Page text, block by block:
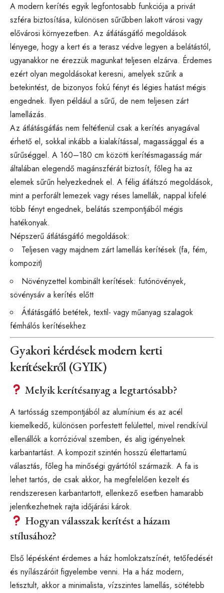
A modern kerítés egyik legfontosabb funkciója a privát
szféra biztosítása, különösen sűrűbben lakott városi vagy
elővárosi környezetben. Az átlátásgátló megoldások
lényege, hogy a kert és a terasz védve legyen a belátástól,
ugyanakkor ne érezzük magunkat teljesen elzárva. Érdemes
ezért olyan megoldásokat keresni, amelyek szűrik a
betekintést, de bizonyos fokú fényt és légies hatást mégis
engednek. Ilyen például a sűrű, de nem teljesen zárt
lamellázás.
Az átlátásgátlás nem feltétlenül csak a kerítés anyagával
érhető el, sokkal inkább a kialakítással, magassággal és a
sűrűséggel. A 160–180 cm közötti kerítésmagasság már
általában elegendő magánszférát biztosít, főleg ha az
elemek sűrűn helyezkednek el. A félig átlátszó megoldások,
mint a perforált lemezek vagy réses lamellák, nappal kifelé
több fényt engednek, belátás szempontjából mégis
hatékonyak.
Népszerű átlátásgátló megoldások:
Teljesen vagy majdnem zárt lamellás kerítések (fa, fém,
kompozit)
Növényzettel kombinált kerítések: futónövények,
sövénysáv a kerítés előtt
Átlátásgátló betétek, textil- vagy műanyag szalagok
fémhálós kerítésekhez
Gyakori kérdések modern kerti
kerítésekről (GYIK)
Melyik kerítésanyag a legtartósabb?
A tartósság szempontjából az alumínium és az acél
kiemelkedő, különösen porfestett felülettel, mivel rendkívül
ellenállók a korrózióval szemben, és alig igényelnek
karbantartást. A kompozit szintén hosszú élettartamú
választás, főleg ha minőségi gyártótól származik. A fa is
lehet tartós, de csak akkor, ha megfelelően kezelt és
rendszeresen karbantartott, ellenkező esetben hamarabb
jelentkezhetnek rajta időjárási károk.
Hogyan válasszak kerítést a házam
stílusához?
Első lépésként érdemes a ház homlokzatszínét, tetőfedését
és nyílászáróit figyelembe venni. Ha a ház modern,
letisztult, akkor a minimalista, vízszintes lamellás, sötétebb